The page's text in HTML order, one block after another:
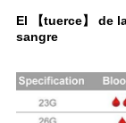
El 【tuerce】 de
sangre